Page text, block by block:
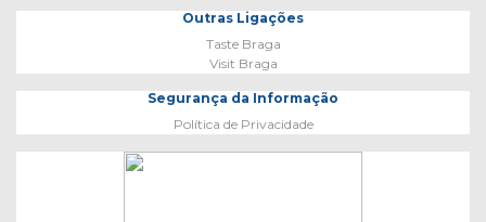
Outras Ligações
Taste Braga
Visit Braga
Segurança da Informação
Política de Privacidade